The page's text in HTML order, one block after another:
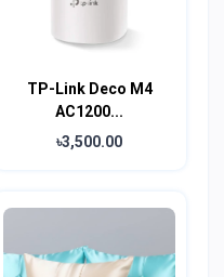
TP-Link Deco M4
AC1200...
৳3,500.00